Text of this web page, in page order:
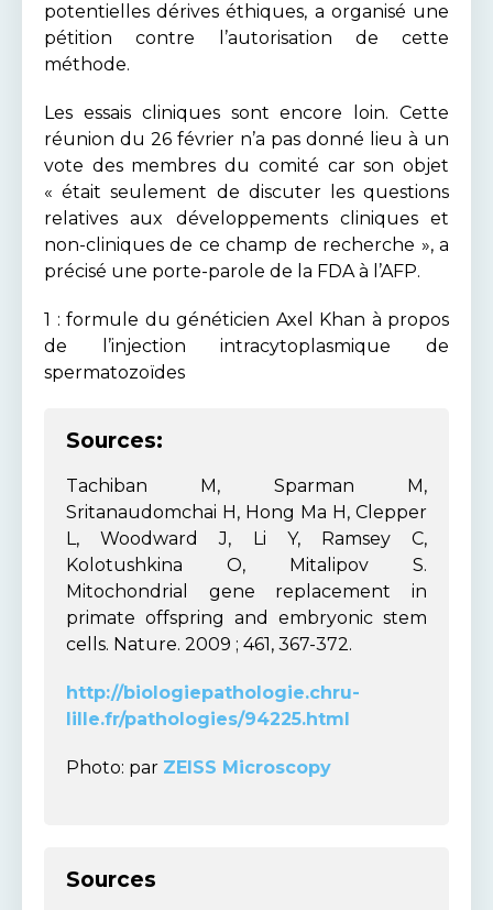
potentielles dérives éthiques, a organisé une
pétition contre l’autorisation de cette
méthode.
Les essais cliniques sont encore loin. Cette
réunion du 26 février n’a pas donné lieu à un
vote des membres du comité car son objet
« était seulement de discuter les questions
relatives aux développements cliniques et
non-cliniques de ce champ de recherche », a
précisé une porte-parole de la FDA à l’AFP.
1 : formule du généticien Axel Khan à propos
de l’injection intracytoplasmique de
spermatozoïdes
Sources:
Tachiban M, Sparman M,
Sritanaudomchai H, Hong Ma H, Clepper
L, Woodward J, Li Y, Ramsey C,
Kolotushkina O, Mitalipov S.
Mitochondrial gene replacement in
primate offspring and embryonic stem
cells. Nature. 2009 ; 461, 367-372.
http://biologiepathologie.chru-
lille.fr/pathologies/94225.html
Photo: par ZEISS Microscopy
Sources